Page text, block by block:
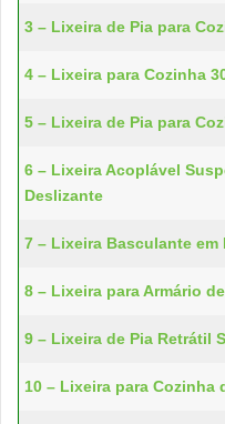
3 – Lixeira de Pia para
4 – Lixeira para Cozinha
5 – Lixeira de Pia para
6 – Lixeira Acoplável
Deslizante
7 – Lixeira Basculante em
8 – Lixeira para Armário
9 – Lixeira de Pia Retrátil
10 – Lixeira para Cozinha